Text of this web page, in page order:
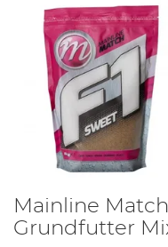
Mainline
Grundfutter